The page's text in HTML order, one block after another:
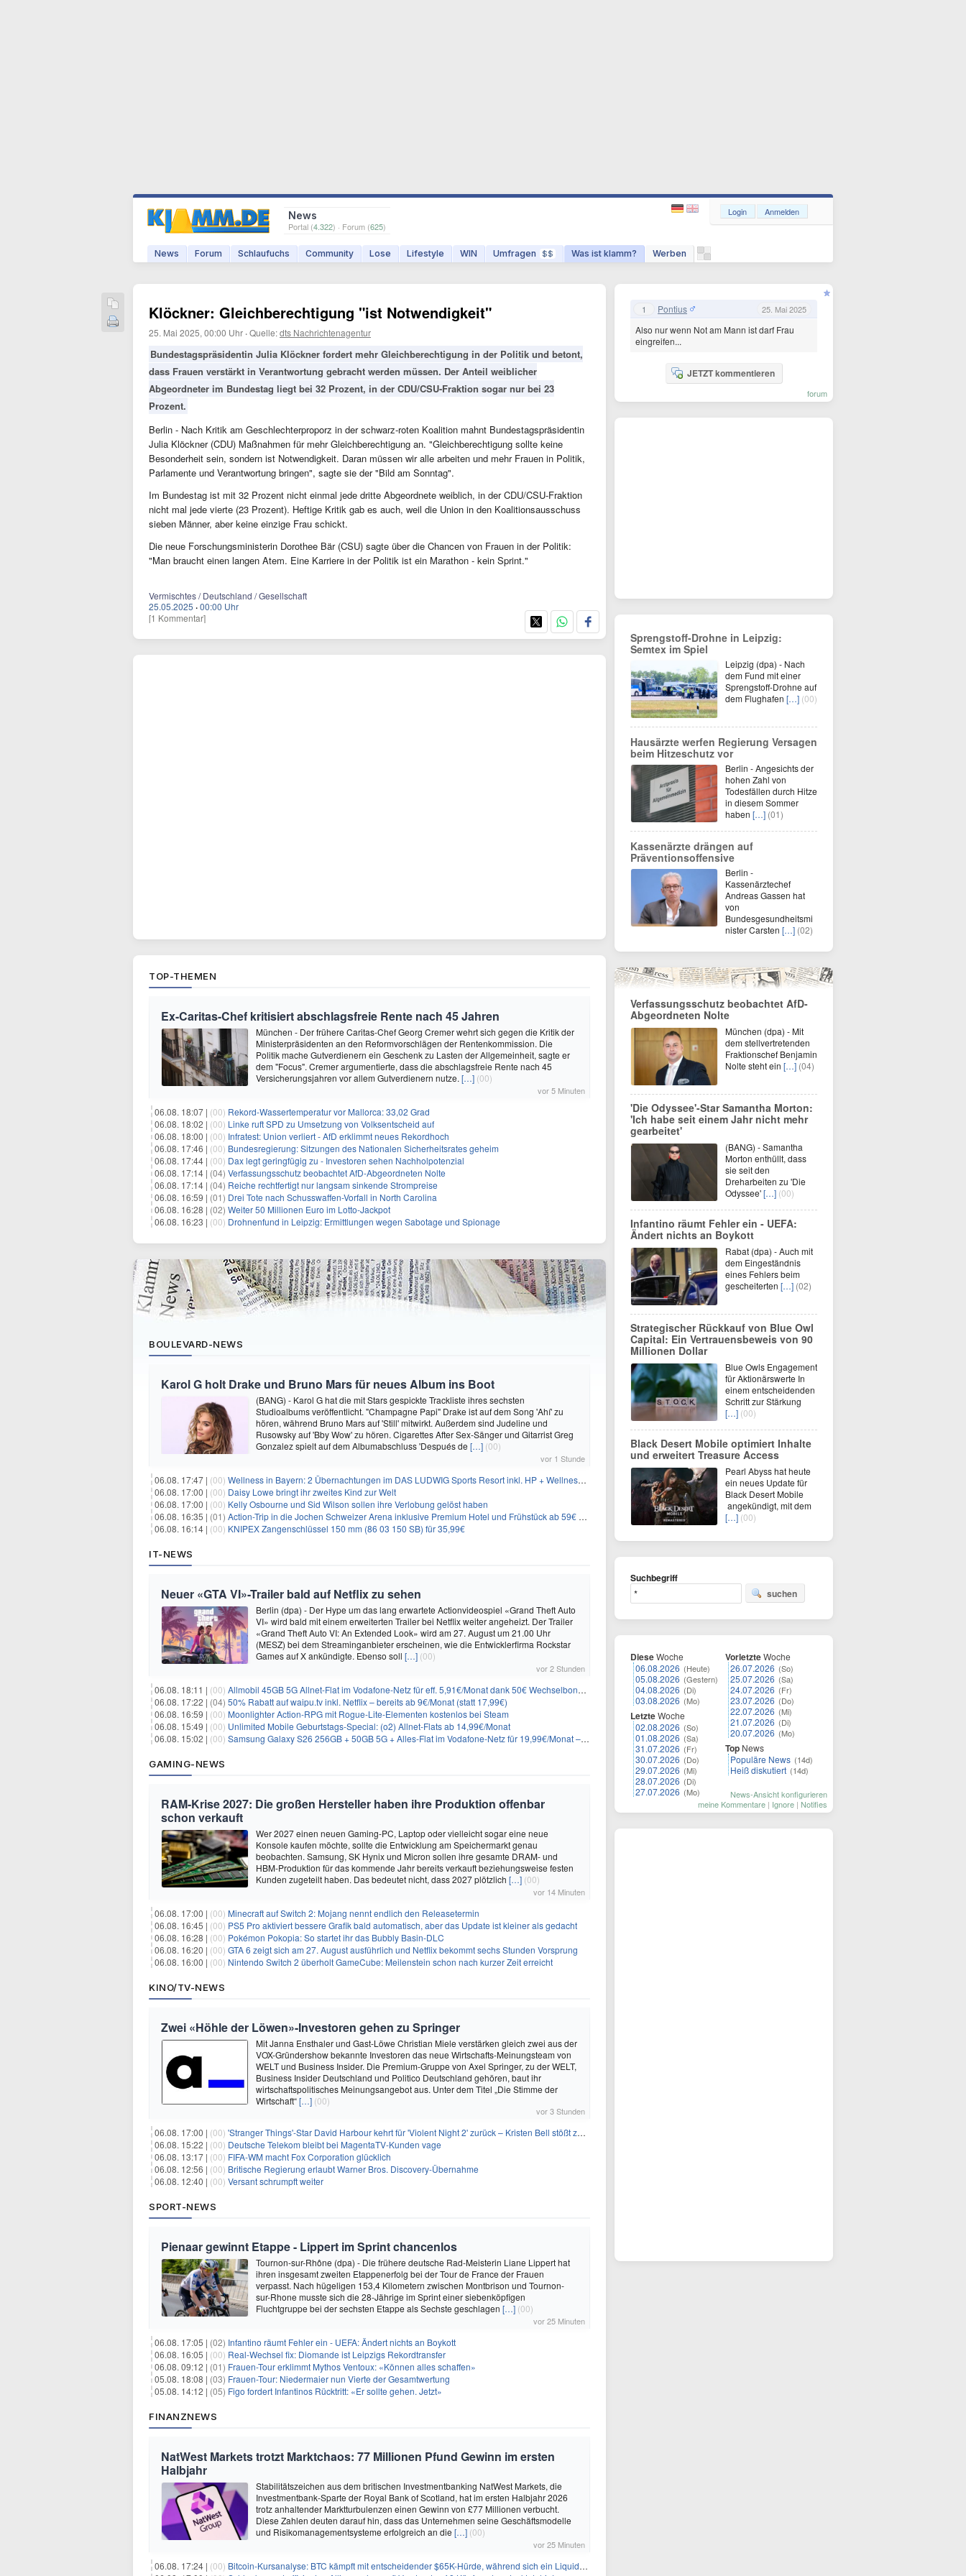
News
Portal (4.322) · Forum (625)
News Forum Schlaufuchs Community Lose Lifestyle WIN Umfragen $$ Was ist klamm? Werben
Login Anmelden
Klöckner: Gleichberechtigung "ist Notwendigkeit"
25. Mai 2025, 00:00 Uhr ·Quelle:dts Nachrichtenagentur
Bundestagspräsidentin Julia Klöckner fordert mehr Gleichberechtigung in der Politik und betont,
dass Frauen verstärkt in Verantwortung gebracht werden müssen. Der Anteil weiblicher
Abgeordneter im Bundestag liegt bei 32 Prozent, in der CDU/CSU-Fraktion sogar nur bei 23
Prozent.
Berlin - Nach Kritik am Geschlechterproporz in der schwarz-roten Koalition mahnt Bundestagspräsidentin
Julia Klöckner (CDU) Maßnahmen für mehr Gleichberechtigung an. "Gleichberechtigung sollte keine
Besonderheit sein, sondern ist Notwendigkeit. Daran müssen wir alle arbeiten und mehr Frauen in Politik,
Parlamente und Verantwortung bringen", sagte sie der "Bild am Sonntag".
Im Bundestag ist mit 32 Prozent nicht einmal jede dritte Abgeordnete weiblich, in der CDU/CSU-Fraktion
nicht mal jede vierte (23 Prozent). Heftige Kritik gab es auch, weil die Union in den Koalitionsausschuss
sieben Männer, aber keine einzige Frau schickt.
Die neue Forschungsministerin Dorothee Bär (CSU) sagte über die Chancen von Frauen in der Politik:
"Man braucht einen langen Atem. Eine Karriere in der Politik ist ein Marathon - kein Sprint."
Vermischtes / Deutschland / Gesellschaft
25.05.2025 ·00:00 Uhr
[1 Kommentar]
TOP-THEMEN
Ex-Caritas-Chef kritisiert abschlagsfreie Rente nach 45 Jahren
München - Der frühere Caritas-Chef Georg Cremer wehrt sich gegen die Kritik der
Ministerpräsidenten an den Reformvorschlägen der Rentenkommission. Die
Politik mache Gutverdienern ein Geschenk zu Lasten der Allgemeinheit, sagte er
dem "Focus". Cremer argumentierte, dass die abschlagsfreie Rente nach 45
Versicherungsjahren vor allem Gutverdienern nutze. […] (00)
vor 5 Minuten
06.08. 18:07 | (00) Rekord-Wassertemperatur vor Mallorca: 33,02 Grad
06.08. 18:02 | (00) Linke ruft SPD zu Umsetzung von Volksentscheid auf
06.08. 18:00 | (00) Infratest: Union verliert - AfD erklimmt neues Rekordhoch
06.08. 17:46 | (00) Bundesregierung: Sitzungen des Nationalen Sicherheitsrates geheim
06.08. 17:44 | (00) Dax legt geringfügig zu - Investoren sehen Nachholpotenzial
06.08. 17:14 | (04) Verfassungsschutz beobachtet AfD-Abgeordneten Nolte
06.08. 17:14 | (04) Reiche rechtfertigt nur langsam sinkende Strompreise
06.08. 16:59 | (01) Drei Tote nach Schusswaffen-Vorfall in North Carolina
06.08. 16:28 | (02) Weiter 50 Millionen Euro im Lotto-Jackpot
06.08. 16:23 | (00) Drohnenfund in Leipzig: Ermittlungen wegen Sabotage und Spionage
BOULEVARD-NEWS
Karol G holt Drake und Bruno Mars für neues Album ins Boot
(BANG) - Karol G hat die mit Stars gespickte Trackliste ihres sechsten
Studioalbums veröffentlicht. "Champagne Papi" Drake ist auf dem Song 'Ahí' zu
hören, während Bruno Mars auf 'Still' mitwirkt. Außerdem sind Judeline und
Rusowsky auf 'Bby Wow' zu hören. Cigarettes After Sex-Sänger und Gitarrist Greg
Gonzalez spielt auf dem Albumabschluss 'Después de […] (00)
vor 1 Stunde
06.08. 17:47 | (00) Wellness in Bayern: 2 Übernachtungen im DAS LUDWIG Sports Resort inkl. HP + Wellness ab 174€ p.P.
06.08. 17:00 | (00) Daisy Lowe bringt ihr zweites Kind zur Welt
06.08. 17:00 | (00) Kelly Osbourne und Sid Wilson sollen ihre Verlobung gelöst haben
06.08. 16:35 | (01) Action-Trip in die Jochen Schweizer Arena inklusive Premium Hotel und Frühstück ab 59€ p.P.
06.08. 16:14 | (00) KNIPEX Zangenschlüssel 150 mm (86 03 150 SB) für 35,99€
IT-NEWS
Neuer «GTA VI»-Trailer bald auf Netflix zu sehen
Berlin (dpa) - Der Hype um das lang erwartete Actionvideospiel «Grand Theft Auto
VI» wird bald mit einem erweiterten Trailer bei Netflix weiter angeheizt. Der Trailer
«Grand Theft Auto VI: An Extended Look» wird am 27. August um 21.00 Uhr
(MESZ) bei dem Streaminganbieter erscheinen, wie die Entwicklerfirma Rockstar
Games auf X ankündigte. Ebenso soll […] (00)
vor 2 Stunden
06.08. 18:11 | (00) Allmobil 45GB 5G Allnet-Flat im Vodafone-Netz für eff. 5,91€/Monat dank 50€ Wechselbonus + 0€ AG
06.08. 17:22 | (04) 50% Rabatt auf waipu.tv inkl. Netflix – bereits ab 9€/Monat (statt 17,99€)
06.08. 16:59 | (00) Moonlighter Action-RPG mit Rogue-Lite-Elementen kostenlos bei Steam
06.08. 15:49 | (00) Unlimited Mobile Geburtstags-Special: (o2) Allnet-Flats ab 14,99€/Monat
06.08. 15:02 | (00) Samsung Galaxy S26 256GB + 50GB 5G + Alles-Flat im Vodafone-Netz für 19,99€/Monat – eff. 0,20€/Monat
GAMING-NEWS
RAM-Krise 2027: Die großen Hersteller haben ihre Produktion offenbar
schon verkauft
Wer 2027 einen neuen Gaming-PC, Laptop oder vielleicht sogar eine neue
Konsole kaufen möchte, sollte die Entwicklung am Speichermarkt genau
beobachten. Samsung, SK Hynix und Micron sollen ihre gesamte DRAM- und
HBM-Produktion für das kommende Jahr bereits verkauft beziehungsweise festen
Kunden zugeteilt haben. Das bedeutet nicht, dass 2027 plötzlich […] (00)
vor 14 Minuten
06.08. 17:00 | (00) Minecraft auf Switch 2: Mojang nennt endlich den Releasetermin
06.08. 16:45 | (00) PS5 Pro aktiviert bessere Grafik bald automatisch, aber das Update ist kleiner als gedacht
06.08. 16:28 | (00) Pokémon Pokopia: So startet ihr das Bubbly Basin-DLC
06.08. 16:20 | (00) GTA 6 zeigt sich am 27. August ausführlich und Netflix bekommt sechs Stunden Vorsprung
06.08. 16:00 | (00) Nintendo Switch 2 überholt GameCube: Meilenstein schon nach kurzer Zeit erreicht
KINO/TV-NEWS
Zwei «Höhle der Löwen»-Investoren gehen zu Springer
Mit Janna Ensthaler und Gast-Löwe Christian Miele verstärken gleich zwei aus der
VOX-Gründershow bekannte Investoren das neue Wirtschafts-Meinungsteam von
WELT und Business Insider. Die Premium-Gruppe von Axel Springer, zu der WELT,
Business Insider Deutschland und Politico Deutschland gehören, baut ihr
wirtschaftspolitisches Meinungsangebot aus. Unter dem Titel „Die Stimme der
Wirtschaft“[…] (00)
vor 3 Stunden
06.08. 17:00 | (00) 'Stranger Things'-Star David Harbour kehrt für 'Violent Night 2' zurück – Kristen Bell stößt zur Besetzung
06.08. 15:22 | (00) Deutsche Telekom bleibt bei MagentaTV-Kunden vage
06.08. 13:17 | (00) FIFA-WM macht Fox Corporation glücklich
06.08. 12:56 | (00) Britische Regierung erlaubt Warner Bros. Discovery-Übernahme
06.08. 12:40 | (00) Versant schrumpft weiter
SPORT-NEWS
Pienaar gewinnt Etappe - Lippert im Sprint chancenlos
Tournon-sur-Rhône (dpa) - Die frühere deutsche Rad-Meisterin Liane Lippert hat
ihren insgesamt zweiten Etappenerfolg bei der Tour de France der Frauen
verpasst. Nach hügeligen 153,4 Kilometern zwischen Montbrison und Tournon-
sur-Rhone musste sich die 28-Jährige im Sprint einer siebenköpfigen
Fluchtgruppe bei der sechsten Etappe als Sechste geschlagen […] (00)
vor 25 Minuten
06.08. 17:05 | (02) Infantino räumt Fehler ein - UEFA: Ändert nichts an Boykott
06.08. 16:05 | (00) Real-Wechsel fix: Diomande ist Leipzigs Rekordtransfer
06.08. 09:12 | (01) Frauen-Tour erklimmt Mythos Ventoux: «Können alles schaffen»
05.08. 18:08 | (03) Frauen-Tour: Niedermaier nun Vierte der Gesamtwertung
05.08. 14:12 | (05) Figo fordert Infantinos Rücktritt: «Er sollte gehen. Jetzt»
FINANZNEWS
NatWest Markets trotzt Marktchaos: 77 Millionen Pfund Gewinn im ersten
Halbjahr
Stabilitätszeichen aus dem britischen Investmentbanking NatWest Markets, die
Investmentbank-Sparte der Royal Bank of Scotland, hat im ersten Halbjahr 2026
trotz anhaltender Marktturbulenzen einen Gewinn von £77 Millionen verbucht.
Diese Zahlen deuten darauf hin, dass das Unternehmen seine Geschäftsmodelle
und Risikomanagementsysteme erfolgreich an die […] (00)
vor 25 Minuten
06.08. 17:24 | (00) Bitcoin-Kursanalyse: BTC kämpft mit entscheidender $65K-Hürde, während sich ein Liquidationscluster aufbaut
1 Pontius 25. Mai 2025
Also nur wenn Not am Mann ist darf Frau
eingreifen...
JETZT kommentieren
forum
Sprengstoff-Drohne in Leipzig:
Semtex im Spiel
Leipzig (dpa) - Nach
dem Fund mit einer
Sprengstoff-Drohne auf
dem Flughafen […] (00)
Hausärzte werfen Regierung Versagen
beim Hitzeschutz vor
Berlin - Angesichts der
hohen Zahl von
Todesfällen durch Hitze
in diesem Sommer
haben […] (01)
Kassenärzte drängen auf
Präventionsoffensive
Berlin -
Kassenärztechef
Andreas Gassen hat
von
Bundesgesundheitsmi
nister Carsten […] (02)
Verfassungsschutz beobachtet AfD-
Abgeordneten Nolte
München (dpa) - Mit
dem stellvertretenden
Fraktionschef Benjamin
Nolte steht ein […] (04)
'Die Odyssee'-Star Samantha Morton:
'Ich habe seit einem Jahr nicht mehr
gearbeitet'
(BANG) - Samantha
Morton enthüllt, dass
sie seit den
Dreharbeiten zu 'Die
Odyssee'[…] (00)
Infantino räumt Fehler ein - UEFA:
Ändert nichts an Boykott
Rabat (dpa) - Auch mit
dem Eingeständnis
eines Fehlers beim
gescheiterten […] (02)
Strategischer Rückkauf von Blue Owl
Capital: Ein Vertrauensbeweis von 90
Millionen Dollar
Blue Owls Engagement
für Aktionärswerte In
einem entscheidenden
Schritt zur Stärkung
[…] (00)
Black Desert Mobile optimiert Inhalte
und erweitert Treasure Access
Pearl Abyss hat heute
ein neues Update für
Black Desert Mobile
angekündigt, mit dem
[…] (00)
Suchbegriff
suchen
DieseWoche
06.08.2026 (Heute)
05.08.2026 (Gestern)
04.08.2026 (Di)
03.08.2026 (Mo)
LetzteWoche
02.08.2026 (So)
01.08.2026 (Sa)
31.07.2026 (Fr)
30.07.2026 (Do)
29.07.2026 (Mi)
28.07.2026 (Di)
27.07.2026 (Mo)
VorletzteWoche
26.07.2026 (So)
25.07.2026 (Sa)
24.07.2026 (Fr)
23.07.2026 (Do)
22.07.2026 (Mi)
21.07.2026 (Di)
20.07.2026 (Mo)
Top News
Populäre News (14d)
Heiß diskutiert (14d)
News-Ansicht konfigurieren
meine Kommentare | Ignore | Notifies